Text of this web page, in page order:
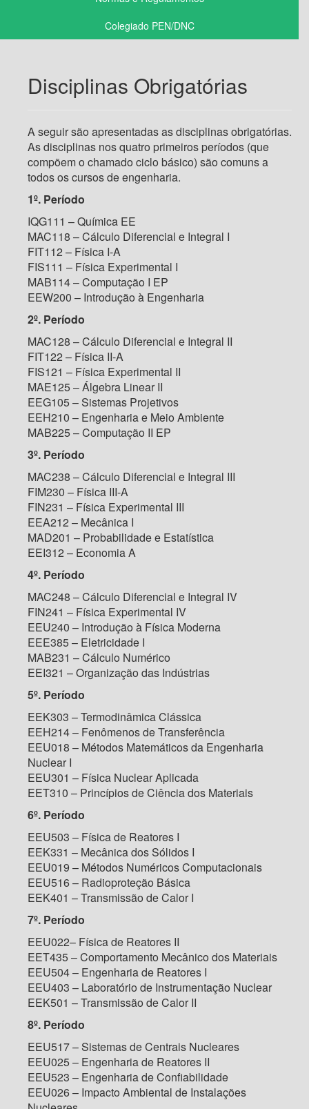
Colegiado PEN/DNC
Disciplinas Obrigatórias
A seguir são apresentadas as disciplinas obrigatórias.
As disciplinas nos quatro primeiros períodos (que
compõem o chamado ciclo básico) são comuns a
todos os cursos de engenharia.
1º. Período
IQG111 – Química EE
MAC118 – Cálculo Diferencial e Integral I
FIT112 – Física I-A
FIS111 – Física Experimental I
MAB114 – Computação I EP
EEW200 – Introdução à Engenharia
2º. Período
MAC128 – Cálculo Diferencial e Integral II
FIT122 – Física II-A
FIS121 – Física Experimental II
MAE125 – Álgebra Linear II
EEG105 – Sistemas Projetivos
EEH210 – Engenharia e Meio Ambiente
MAB225 – Computação II EP
3º. Período
MAC238 – Cálculo Diferencial e Integral III
FIM230 – Física III-A
FIN231 – Física Experimental III
EEA212 – Mecânica I
MAD201 – Probabilidade e Estatística
EEI312 – Economia A
4º. Período
MAC248 – Cálculo Diferencial e Integral IV
FIN241 – Física Experimental IV
EEU240 – Introdução à Física Moderna
EEE385 – Eletricidade I
MAB231 – Cálculo Numérico
EEI321 – Organização das Indústrias
5º. Período
EEK303 – Termodinâmica Clássica
EEH214 – Fenômenos de Transferência
EEU018 – Métodos Matemáticos da Engenharia
Nuclear I
EEU301 – Física Nuclear Aplicada
EET310 – Princípios de Ciência dos Materiais
6º. Período
EEU503 – Física de Reatores I
EEK331 – Mecânica dos Sólidos I
EEU019 – Métodos Numéricos Computacionais
EEU516 – Radioproteção Básica
EEK401 – Transmissão de Calor I
7º. Período
EEU022– Física de Reatores II
EET435 – Comportamento Mecânico dos Materiais
EEU504 – Engenharia de Reatores I
EEU403 – Laboratório de Instrumentação Nuclear
EEK501 – Transmissão de Calor II
8º. Período
EEU517 – Sistemas de Centrais Nucleares
EEU025 – Engenharia de Reatores II
EEU523 – Engenharia de Confiabilidade
EEU026 – Impacto Ambiental de Instalações